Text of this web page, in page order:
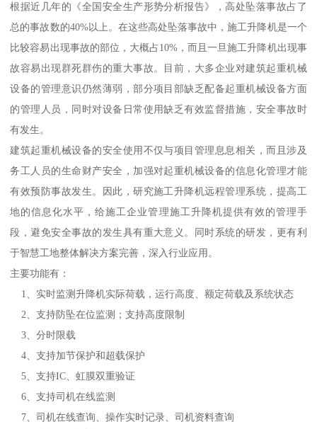
根据近几年的《全国安全生产形势分析报告》，高处坠落事故占了
总的事故数的40%以上。在这些高处坠落事故中，施工升降机是一个
比较容易出现事故的部位，大概占10%，而且一旦施工升降机出现事
故容易出现群死群伤的重大事故。目前，大多企业对建筑起重机械
设备的管理意识仍然薄弱，部分项目部缺乏配备起重机械设备方面
的管理人员，同时对设备日常使用缺乏有效监督措施，安全事故时
有发生。
建筑起重机械设备的安全使用不仅与项目管理息息相关，而且涉及
务工人员的生命财产安全，加强对起重机械设备的信息化管理才能
有效预防事故发生。因此，研究施工升降机远程管理系统，提高工
地的信息化水平，给施工企业管理施工升降机提供有效的管理手
段，避免安全事故的发生具有重大意义。同时系统的研发，更有利
于智慧工地整体解决方案完善，深入行业应用。
主要功能有：
1、实时监测升降机实际荷载，运行高度、额定荷载及系统状态
2、支持防坠在位监测；支持高度限制
3、分时限载
4、支持加节保护和超载保护
5、支持IC、虹膜双重验证
6、支持司机在线监测
7、司机在线查询、操作实时记录、司机资料查询